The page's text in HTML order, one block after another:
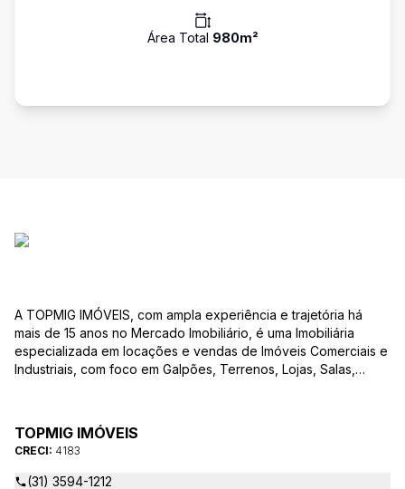
Área Total 980m²
A TOPMIG IMÓVEIS, com ampla experiência e trajetória há
mais de 15 anos no Mercado Imobiliário, é uma Imobiliária
especializada em locações e vendas de Imóveis Comerciais e
Industriais, com foco em Galpões, Terrenos, Lojas, Salas,
suas necessidades e objetivos comerciais. Nossos corretores,
devidamente credenciados ao CRECI-MG, estão à disposição
para sanar todas as suas dúvidas e orientá-los na melhor
escolha do imóvel que se adapte ao seu negócio. A TOPMIG
TOPMIG IMÓVEIS
CRECI: 4183
(31) 3594-1212